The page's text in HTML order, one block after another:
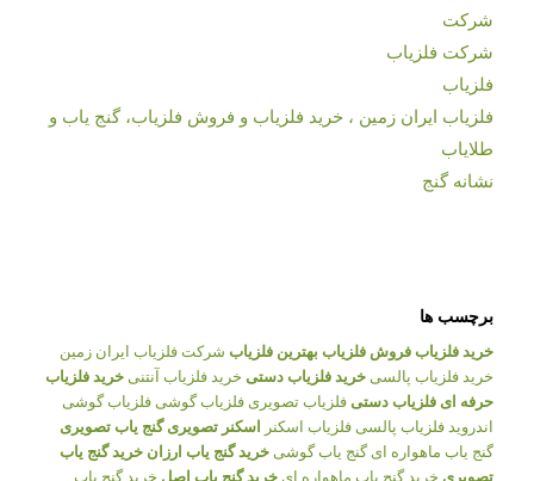
شرکت
شرکت فلزیاب
فلزیاب
فلزیاب ایران زمین ، خرید فلزیاب و فروش فلزیاب، گنج یاب و
طلایاب
نشانه گنج
برچسب ها
خرید فلزیاب فروش فلزیاب بهترین فلزیاب شرکت فلزیاب ایران زمین
خرید فلزیاب پالسی خرید فلزیاب دستی خرید فلزیاب آنتنی خرید فلزیاب
حرفه ای فلزیاب دستی فلزیاب تصویری فلزیاب گوشی فلزیاب گوشی
اندروید فلزیاب پالسی فلزیاب اسکنر اسکنر تصویری گنج یاب تصویری
گنج یاب ماهواره ای گنج یاب گوشی خرید گنج یاب ارزان خرید گنج یاب
تصویری خرید گنج یاب ماهواره ای خرید گنج یاب اصل خرید گنج یاب